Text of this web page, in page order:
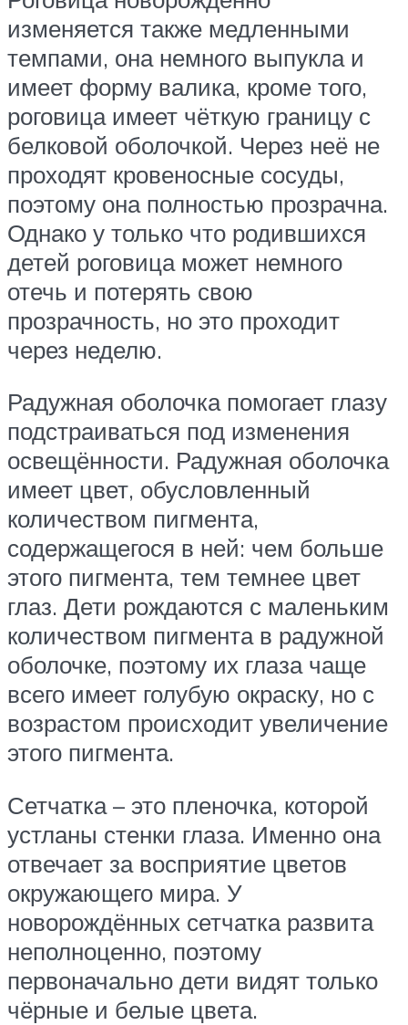
изменяется также медленными
темпами, она немного выпукла и
имеет форму валика, кроме того,
роговица имеет чёткую границу с
белковой оболочкой. Через неё не
проходят кровеносные сосуды,
поэтому она полностью прозрачна.
Однако у только что родившихся
детей роговица может немного
отечь и потерять свою
прозрачность, но это проходит
через неделю.
Радужная оболочка помогает глазу
подстраиваться под изменения
освещённости. Радужная оболочка
имеет цвет, обусловленный
количеством пигмента,
содержащегося в ней: чем больше
этого пигмента, тем темнее цвет
глаз. Дети рождаются с маленьким
количеством пигмента в радужной
оболочке, поэтому их глаза чаще
всего имеет голубую окраску, но с
возрастом происходит увеличение
этого пигмента.
Сетчатка – это пленочка, которой
устланы стенки глаза. Именно она
отвечает за восприятие цветов
окружающего мира. У
новорождённых сетчатка развита
неполноценно, поэтому
первоначально дети видят только
чёрные и белые цвета.